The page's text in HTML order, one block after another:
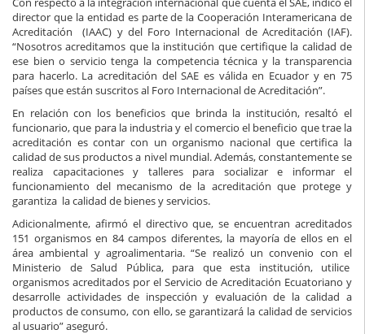
director que la entidad es parte de la Cooperación Interamericana de
Acreditación (IAAC) y del Foro Internacional de Acreditación (IAF).
“Nosotros acreditamos que la institución que certifique la calidad de
ese bien o servicio tenga la competencia técnica y la transparencia
para hacerlo. La acreditación del SAE es válida en Ecuador y en 75
países que están suscritos al Foro Internacional de Acreditación”.
En relación con los beneficios que brinda la institución, resaltó el
funcionario, que para la industria y el comercio el beneficio que trae la
acreditación es contar con un organismo nacional que certifica la
calidad de sus productos a nivel mundial. Además, constantemente se
realiza capacitaciones y talleres para socializar e informar el
funcionamiento del mecanismo de la acreditación que protege y
garantiza la calidad de bienes y servicios.
Adicionalmente, afirmó el directivo que, se encuentran acreditados
151 organismos en 84 campos diferentes, la mayoría de ellos en el
área ambiental y agroalimentaria. “Se realizó un convenio con el
Ministerio de Salud Pública, para que esta institución, utilice
organismos acreditados por el Servicio de Acreditación Ecuatoriano y
desarrolle actividades de inspección y evaluación de la calidad a
productos de consumo, con ello, se garantizará la calidad de servicios
al usuario” aseguró.